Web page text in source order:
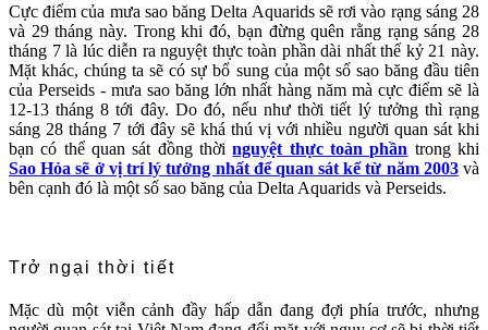
Cực điểm của mưa sao băng Delta Aquarids sẽ rơi vào rạng sáng 28
và 29 tháng này. Trong khi đó, bạn đừng quên rằng rạng sáng 28
tháng 7 là lúc diễn ra nguyệt thực toàn phần dài nhất thế kỷ 21 này.
Mặt khác, chúng ta sẽ có sự bổ sung của một số sao băng đầu tiên
của Perseids - mưa sao băng lớn nhất hàng năm mà cực điểm sẽ là
12-13 tháng 8 tới đây. Do đó, nếu như thời tiết lý tưởng thì rạng
sáng 28 tháng 7 tới đây sẽ khá thú vị với nhiều người quan sát khi
bạn có thể quan sát đồng thờinguyệt thực toàn phần trong khi
Sao Hỏa sẽ ở vị trí lý tưởng nhất để quan sát kể từ năm 2003và
bên cạnh đó là một số sao băng của Delta Aquarids và Perseids.
Trở ngại thời tiết
Mặc dù một viễn cảnh đầy hấp dẫn đang đợi phía trước, nhưng